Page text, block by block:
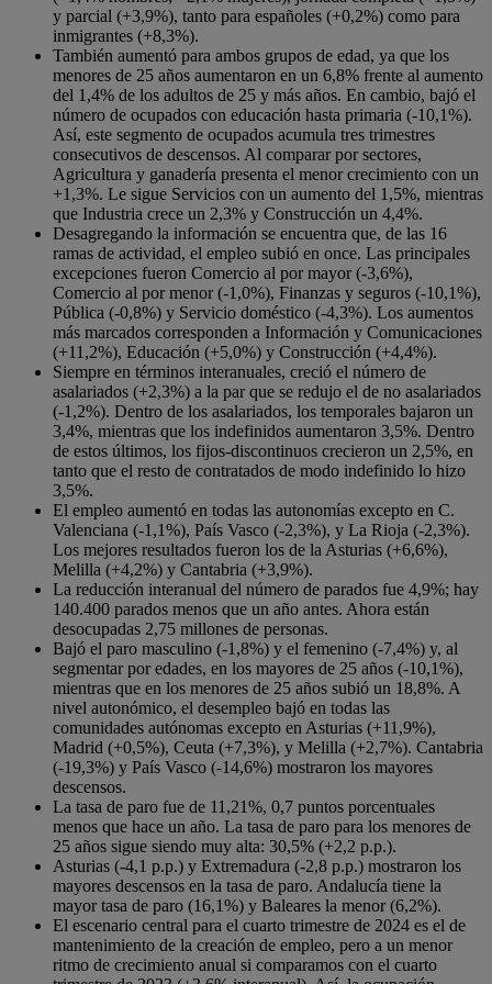
y parcial (+3,9%), tanto para españoles (+0,2%) como para
inmigrantes (+8,3%).
También aumentó para ambos grupos de edad, ya que los
menores de 25 años aumentaron en un 6,8% frente al aumento
del 1,4% de los adultos de 25 y más años. En cambio, bajó el
número de ocupados con educación hasta primaria (-10,1%).
Así, este segmento de ocupados acumula tres trimestres
consecutivos de descensos. Al comparar por sectores,
Agricultura y ganadería presenta el menor crecimiento con un
+1,3%. Le sigue Servicios con un aumento del 1,5%, mientras
que Industria crece un 2,3% y Construcción un 4,4%.
Desagregando la información se encuentra que, de las 16
ramas de actividad, el empleo subió en once. Las principales
excepciones fueron Comercio al por mayor (-3,6%),
Comercio al por menor (-1,0%), Finanzas y seguros (-10,1%),
Pública (-0,8%) y Servicio doméstico (-4,3%). Los aumentos
más marcados corresponden a Información y Comunicaciones
(+11,2%), Educación (+5,0%) y Construcción (+4,4%).
Siempre en términos interanuales, creció el número de
asalariados (+2,3%) a la par que se redujo el de no asalariados
(-1,2%). Dentro de los asalariados, los temporales bajaron un
3,4%, mientras que los indefinidos aumentaron 3,5%. Dentro
de estos últimos, los fijos-discontinuos crecieron un 2,5%, en
tanto que el resto de contratados de modo indefinido lo hizo
3,5%.
El empleo aumentó en todas las autonomías excepto en C.
Valenciana (-1,1%), País Vasco (-2,3%), y La Rioja (-2,3%).
Los mejores resultados fueron los de la Asturias (+6,6%),
Melilla (+4,2%) y Cantabria (+3,9%).
La reducción interanual del número de parados fue 4,9%; hay
140.400 parados menos que un año antes. Ahora están
desocupadas 2,75 millones de personas.
Bajó el paro masculino (-1,8%) y el femenino (-7,4%) y, al
segmentar por edades, en los mayores de 25 años (-10,1%),
mientras que en los menores de 25 años subió un 18,8%. A
nivel autonómico, el desempleo bajó en todas las
comunidades autónomas excepto en Asturias (+11,9%),
Madrid (+0,5%), Ceuta (+7,3%), y Melilla (+2,7%). Cantabria
(-19,3%) y País Vasco (-14,6%) mostraron los mayores
descensos.
La tasa de paro fue de 11,21%, 0,7 puntos porcentuales
menos que hace un año. La tasa de paro para los menores de
25 años sigue siendo muy alta: 30,5% (+2,2 p.p.).
Asturias (-4,1 p.p.) y Extremadura (-2,8 p.p.) mostraron los
mayores descensos en la tasa de paro. Andalucía tiene la
mayor tasa de paro (16,1%) y Baleares la menor (6,2%).
El escenario central para el cuarto trimestre de 2024 es el de
mantenimiento de la creación de empleo, pero a un menor
ritmo de crecimiento anual si comparamos con el cuarto